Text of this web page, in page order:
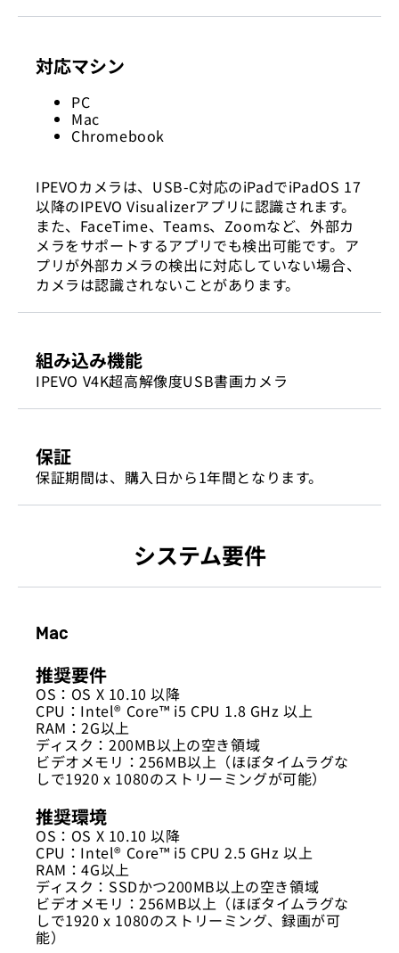
対応マシン
PC
Mac
Chromebook
IPEVOカメラは、USB-C対応のiPadでiPadOS 17
以降のIPEVO Visualizerアプリに認識されます。
また、FaceTime、Teams、Zoomなど、外部カ
メラをサポートするアプリでも検出可能です。ア
プリが外部カメラの検出に対応していない場合、
カメラは認識されないことがあります。
組み込み機能
IPEVO V4K超高解像度USB書画カメラ
保証
保証期間は、購入日から1年間となります。
システム要件
Mac
推奨要件
OS：OS X 10.10 以降
CPU：Intel® Core™ i5 CPU 1.8 GHz 以上
RAM：2G以上
ディスク：200MB以上の空き領域
ビデオメモリ：256MB以上（ほぼタイムラグな
しで1920 x 1080のストリーミングが可能）
推奨環境
OS：OS X 10.10 以降
CPU：Intel® Core™ i5 CPU 2.5 GHz 以上
RAM：4G以上
ディスク：SSDかつ200MB以上の空き領域
ビデオメモリ：256MB以上（ほぼタイムラグな
しで1920 x 1080のストリーミング、録画が可
能）